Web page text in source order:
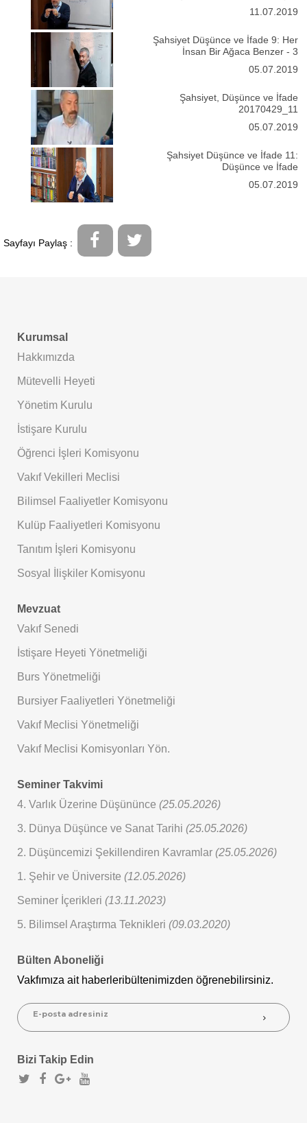
11.07.2019
Şahsiyet Düşünce ve İfade 9: Her
İnsan Bir Ağaca Benzer - 3
05.07.2019
Şahsiyet, Düşünce ve İfade
20170429_11
05.07.2019
Şahsiyet Düşünce ve İfade 11:
Düşünce ve İfade
05.07.2019
Sayfayı Paylaş :
Kurumsal
Hakkımızda
Mütevelli Heyeti
Yönetim Kurulu
İstişare Kurulu
Öğrenci İşleri Komisyonu
Vakıf Vekilleri Meclisi
Bilimsel Faaliyetler Komisyonu
Kulüp Faaliyetleri Komisyonu
Tanıtım İşleri Komisyonu
Sosyal İlişkiler Komisyonu
Mevzuat
Vakıf Senedi
İstişare Heyeti Yönetmeliği
Burs Yönetmeliği
Bursiyer Faaliyetleri Yönetmeliği
Vakıf Meclisi Yönetmeliği
Vakıf Meclisi Komisyonları Yön.
Seminer Takvimi
4. Varlık Üzerine Düşününce (25.05.2026)
3. Dünya Düşünce ve Sanat Tarihi (25.05.2026)
2. Düşüncemizi Şekillendiren Kavramlar (25.05.2026)
1. Şehir ve Üniversite (12.05.2026)
Seminer İçerikleri (13.11.2023)
5. Bilimsel Araştırma Teknikleri (09.03.2020)
Bülten Aboneliği
Vakfımıza ait haberleribültenimizden öğrenebilirsiniz.
Bizi Takip Edin